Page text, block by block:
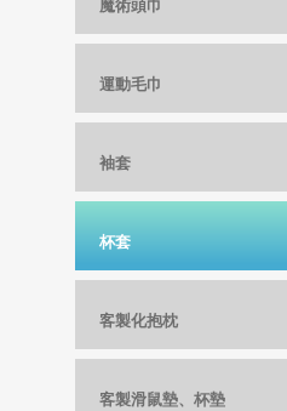
魔術頭巾
運動毛巾
袖套
杯套
客製化抱枕
客製滑鼠墊、杯墊